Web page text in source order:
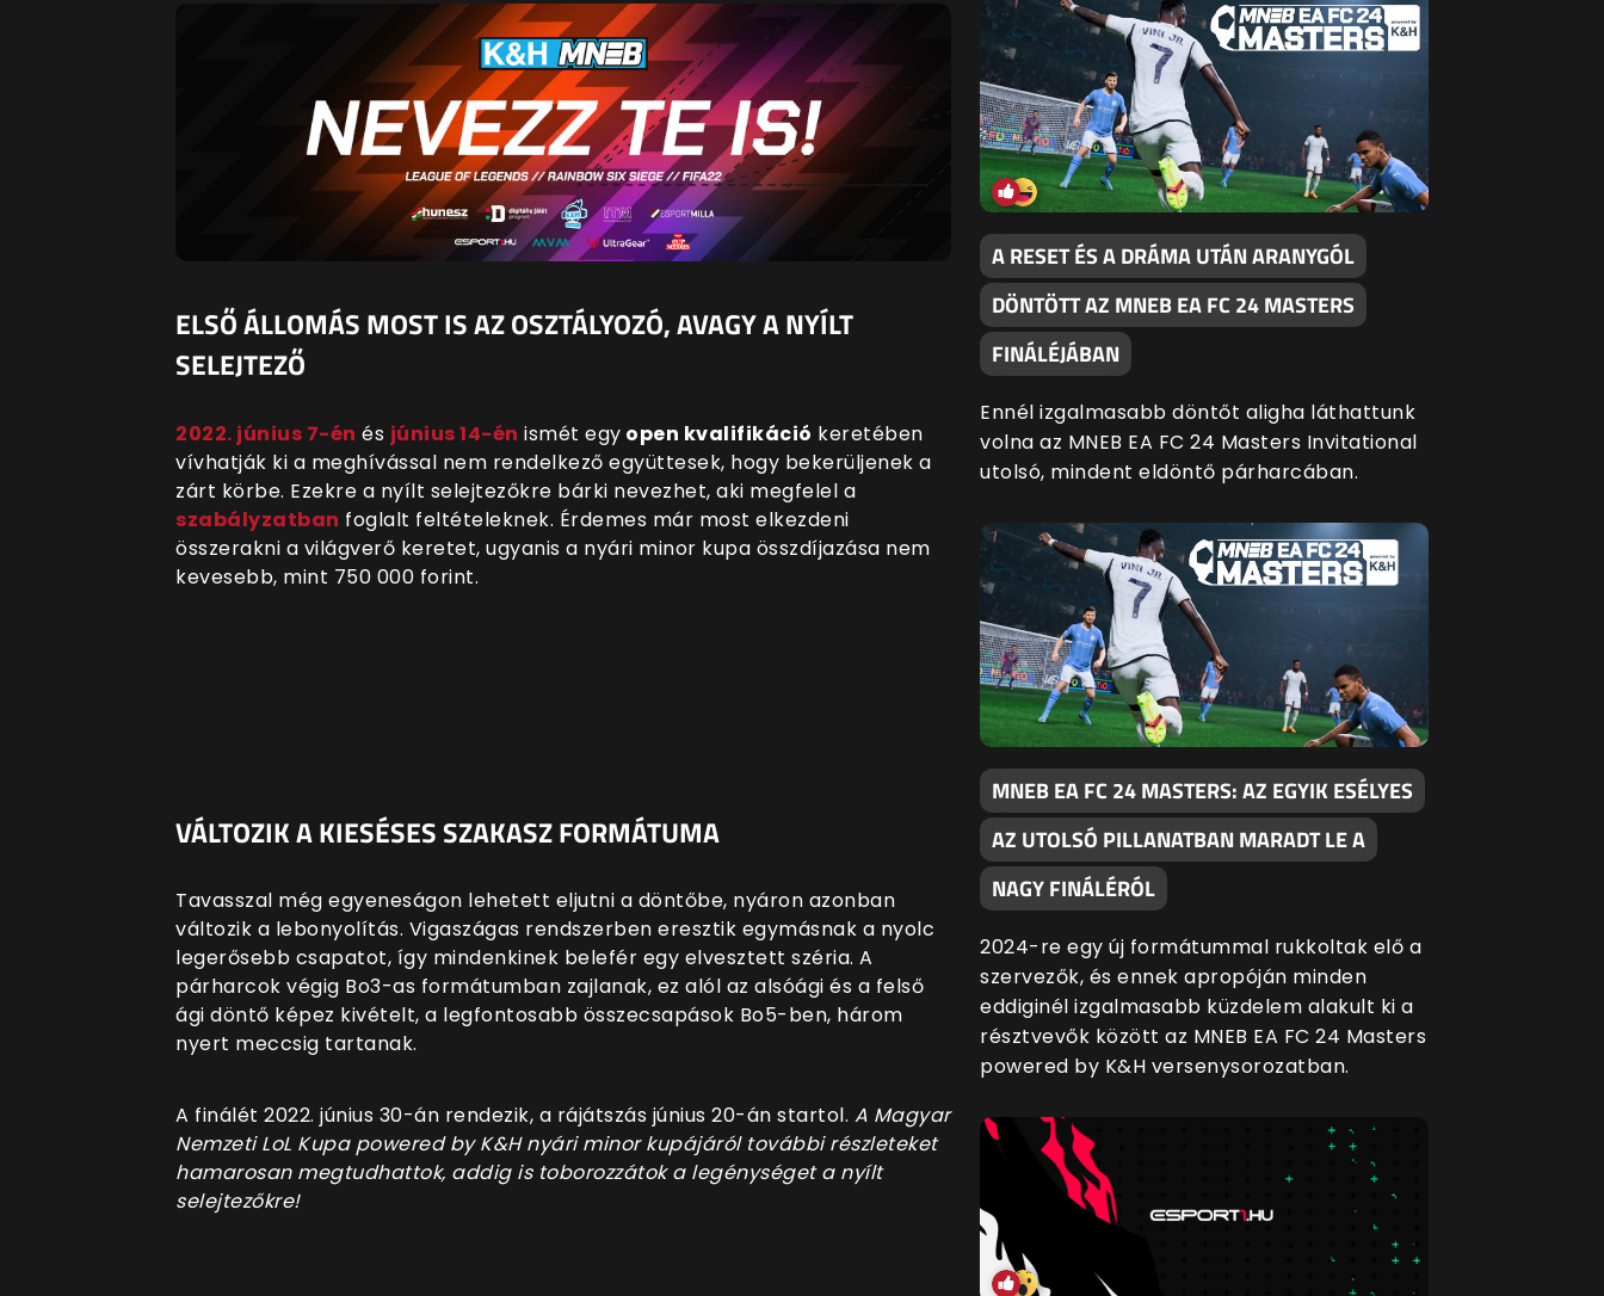
ELSŐ ÁLLOMÁS MOST IS AZ OSZTÁLYOZÓ, AVAGY A NYÍLT
SELEJTEZŐ
2022. június 7-én és június 14-én ismét egy open kvalifikáció keretében
vívhatják ki a meghívással nem rendelkező együttesek, hogy bekerüljenek a
zárt körbe. Ezekre a nyílt selejtezőkre bárki nevezhet, aki megfelel a
szabályzatban foglalt feltételeknek. Érdemes már most elkezdeni
összerakni a világverő keretet, ugyanis a nyári minor kupa összdíjazása nem
kevesebb, mint 750 000 forint.
VÁLTOZIK A KIESÉSES SZAKASZ FORMÁTUMA
Tavasszal még egyeneságon lehetett eljutni a döntőbe, nyáron azonban
változik a lebonyolítás. Vigaszágas rendszerben eresztik egymásnak a nyolc
legerősebb csapatot, így mindenkinek belefér egy elvesztett széria. A
párharcok végig Bo3-as formátumban zajlanak, ez alól az alsóági és a felső
ági döntő képez kivételt, a legfontosabb összecsapások Bo5-ben, három
nyert meccsig tartanak.
A finálét 2022. június 30-án rendezik, a rájátszás június 20-án startol. A Magyar
Nemzeti LoL Kupa powered by K&H nyári minor kupájáról további részleteket
hamarosan megtudhattok, addig is toborozzátok a legénységet a nyílt
selejtezőkre!
A RESET ÉS A DRÁMA UTÁN ARANYGÓL
DÖNTÖTT AZ MNEB EA FC 24 MASTERS
FINÁLÉJÁBAN
Ennél izgalmasabb döntőt aligha láthattunk
volna az MNEB EA FC 24 Masters Invitational
utolsó, mindent eldöntő párharcában.
MNEB EA FC 24 MASTERS: AZ EGYIK ESÉLYES
AZ UTOLSÓ PILLANATBAN MARADT LE A
NAGY FINÁLÉRÓL
2024-re egy új formátummal rukkoltak elő a
szervezők, és ennek apropóján minden
eddiginél izgalmasabb küzdelem alakult ki a
résztvevők között az MNEB EA FC 24 Masters
powered by K&H versenysorozatban.